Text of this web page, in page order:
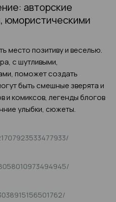
авторские
юмористическими
место позитиву и веселью.
с шутливыми,
поможет создать
быть смешные зверята и
и комиксов, легенды блогов
улыбки, сюжеты.